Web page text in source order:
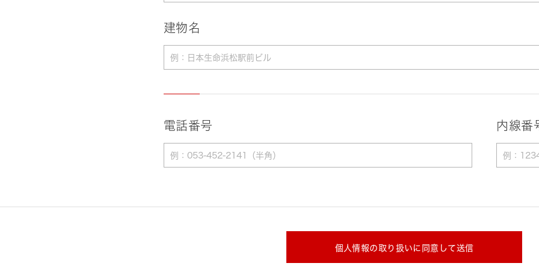
建物名
電話番号 内線番
個人情報の取り扱いに同意して送信